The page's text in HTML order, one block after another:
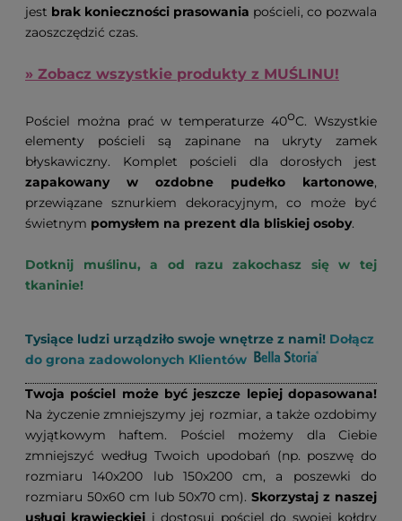
jest brak konieczności prasowania pościeli, co pozwala
zaoszczędzić czas.
» Zobacz wszystkie produkty z MUŚLINU!
Pościel można prać w temperaturze 40oC. Wszystkie
elementy pościeli są zapinane na ukryty zamek
błyskawiczny. Komplet pościeli dla dorosłych jest
zapakowany w ozdobne pudełko kartonowe,
przewiązane sznurkiem dekoracyjnym, co może być
świetnym pomysłem na prezent dla bliskiej osoby.
Dotknij muślinu, a od razu zakochasz się w tej
tkaninie!
Tysiące ludzi urządziło swoje wnętrze z nami! Dołącz
do grona zadowolonych Klientów
Twoja pościel może być jeszcze lepiej dopasowana!
Na życzenie zmniejszymy jej rozmiar, a także ozdobimy
wyjątkowym haftem. Pościel możemy dla Ciebie
zmniejszyć według Twoich upodobań (np. poszwę do
rozmiaru 140x200 lub 150x200 cm, a poszewki do
rozmiaru 50x60 cm lub 50x70 cm).Skorzystaj z naszej
usługi krawieckiej i dostosuj pościel do swojej kołdry